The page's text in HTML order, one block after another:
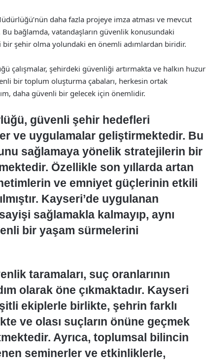
daha fazla projeye imza atması ve mevcut
bağlamda, vatandaşların güvenlik konusundaki
bir şehir olma yolundaki en önemli adımlardan biridir.
çalışmalar, şehirdeki güvenliği artırmakta ve halkın huzur
bir toplum oluşturma çabaları, herkesin ortak
daha güvenli bir gelecek için önemlidir.
güvenli şehir hedefleri
ve uygulamalar geliştirmektedir. Bu
sağlamaya yönelik stratejilerin bir
Özellikle son yıllarda artan
ve emniyet güçlerinin etkili
Kayseri’de uygulanan
sağlamakla kalmayıp, aynı
bir yaşam sürmelerini
taramaları, suç oranlarının
olarak öne çıkmaktadır. Kayseri
ekiplerle birlikte, şehrin farklı
ve olası suçların önüne geçmek
Ayrıca, toplumsal bilincin
seminerler ve etkinliklerle,